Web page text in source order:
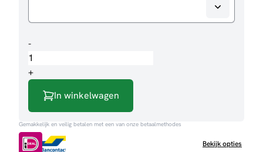
-Wandplanken
Pip
aantal
+
In winkelwagen
Gemakkelijk en veilig betalen met een van onze betaalmethodes
Bekijk opties